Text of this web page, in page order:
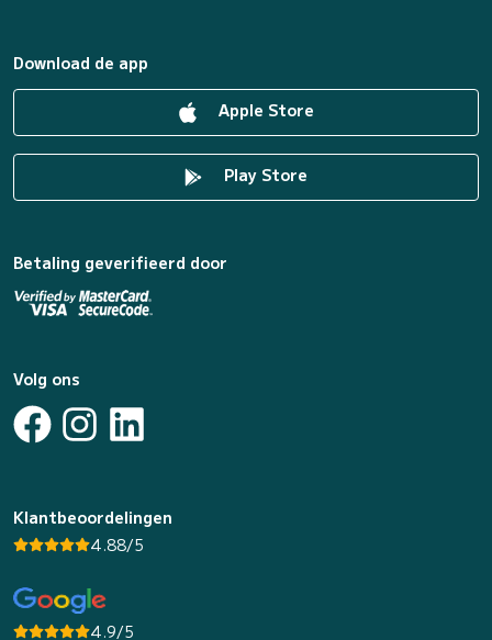
Download de app
Apple Store
Play Store
Betaling geverifieerd door
Volg ons
Klantbeoordelingen
4.88/5
4.9/5